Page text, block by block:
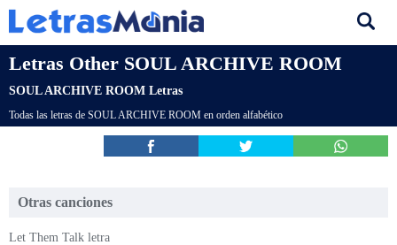
Letras Other SOUL ARCHIVE ROOM
SOUL ARCHIVE ROOM Letras
Todas las letras de SOUL ARCHIVE ROOM en orden alfabético
Otras canciones
Let Them Talk letra